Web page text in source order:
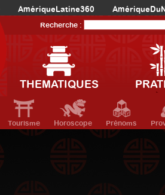
AmériqueLatine360
Recherche :
THEMATIQUES
Tourisme Horoscope Prénoms